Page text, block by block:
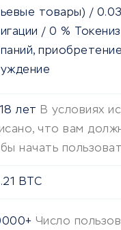
товары) / 0.03
/ 0 %
18 лет В условиях
что вам
начать
BTC
Число